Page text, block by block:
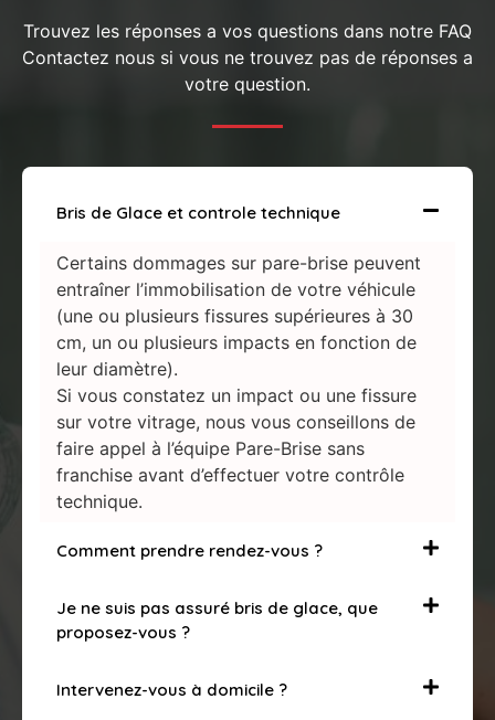
Trouvez les réponses a vos questions dans notre FAQ
Contactez nous si vous ne trouvez pas de réponses a
votre question.
Bris de Glace et controle technique
Certains dommages sur pare-brise peuvent
entraîner l’immobilisation de votre véhicule
(une ou plusieurs fissures supérieures à 30
cm, un ou plusieurs impacts en fonction de
leur diamètre).
Si vous constatez un impact ou une fissure
sur votre vitrage, nous vous conseillons de
faire appel à l’équipe Pare-Brise sans
franchise avant d’effectuer votre contrôle
technique.
Comment prendre rendez-vous ?
Je ne suis pas assuré bris de glace, que
proposez-vous ?
Intervenez-vous à domicile ?